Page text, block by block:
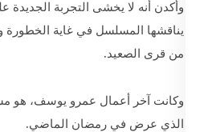
وأكدن أنه لا يخشى التجربة الجديدة
يناقشها المسلسل في غاية الخطورة
من قرى الصعيد.
وكانت آخر أعمال عمرو يوسف، هو
الذي عرض في رمضان الماضي.